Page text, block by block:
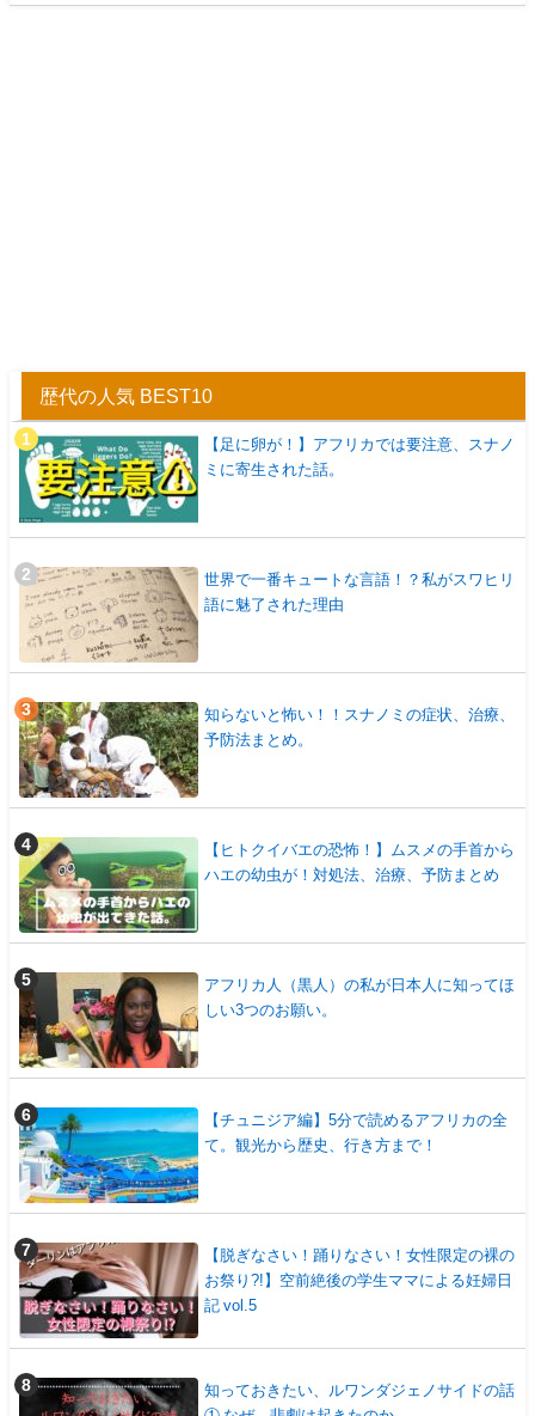
歴代の人気 BEST10
【足に卵が！】アフリカでは要注意、スナノ
ミに寄生された話。
世界で一番キュートな言語！？私がスワヒリ
語に魅了された理由
知らないと怖い！！スナノミの症状、治療、
予防法まとめ。
【ヒトクイバエの恐怖！】ムスメの手首から
ハエの幼虫が！対処法、治療、予防まとめ
アフリカ人（黒人）の私が日本人に知ってほ
しい3つのお願い。
【チュニジア編】5分で読めるアフリカの全
て。観光から歴史、行き方まで！
【脱ぎなさい！踊りなさい！女性限定の裸の
お祭り?!】空前絶後の学生ママによる妊婦日
記 vol.5
知っておきたい、ルワンダジェノサイドの話